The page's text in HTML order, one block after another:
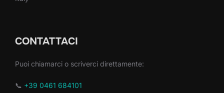
CONTATTACI
Puoi chiamarci o scriverci direttamente:
📞 +39 0461 684101